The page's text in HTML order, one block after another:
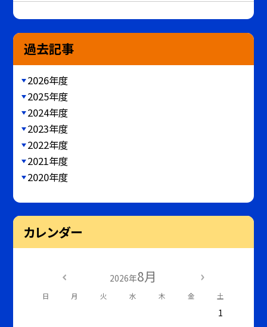
過去記事
2026年度
2025年度
2024年度
2023年度
2022年度
2021年度
2020年度
カレンダー
2026年8月
日 月 火 水 木 金 土
1